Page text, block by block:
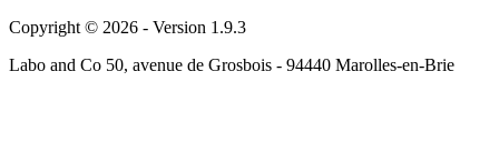
Copyright © 2026 - Version 1.9.3
Labo and Co 50, avenue de Grosbois - 94440 Marolles-en-Brie